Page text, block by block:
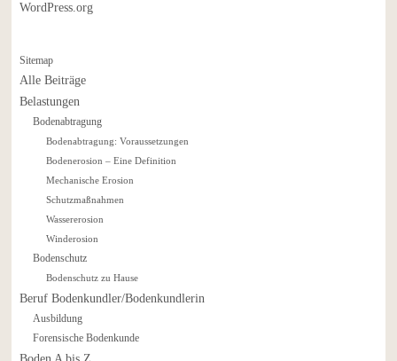
WordPress.org
Sitemap
Alle Beiträge
Belastungen
Bodenabtragung
Bodenabtragung: Voraussetzungen
Bodenerosion – Eine Definition
Mechanische Erosion
Schutzmaßnahmen
Wassererosion
Winderosion
Bodenschutz
Bodenschutz zu Hause
Beruf Bodenkundler/Bodenkundlerin
Ausbildung
Forensische Bodenkunde